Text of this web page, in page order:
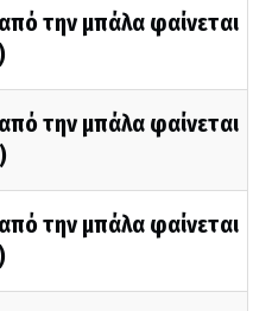
την μπάλα φαίνεται
την μπάλα φαίνεται
την μπάλα φαίνεται